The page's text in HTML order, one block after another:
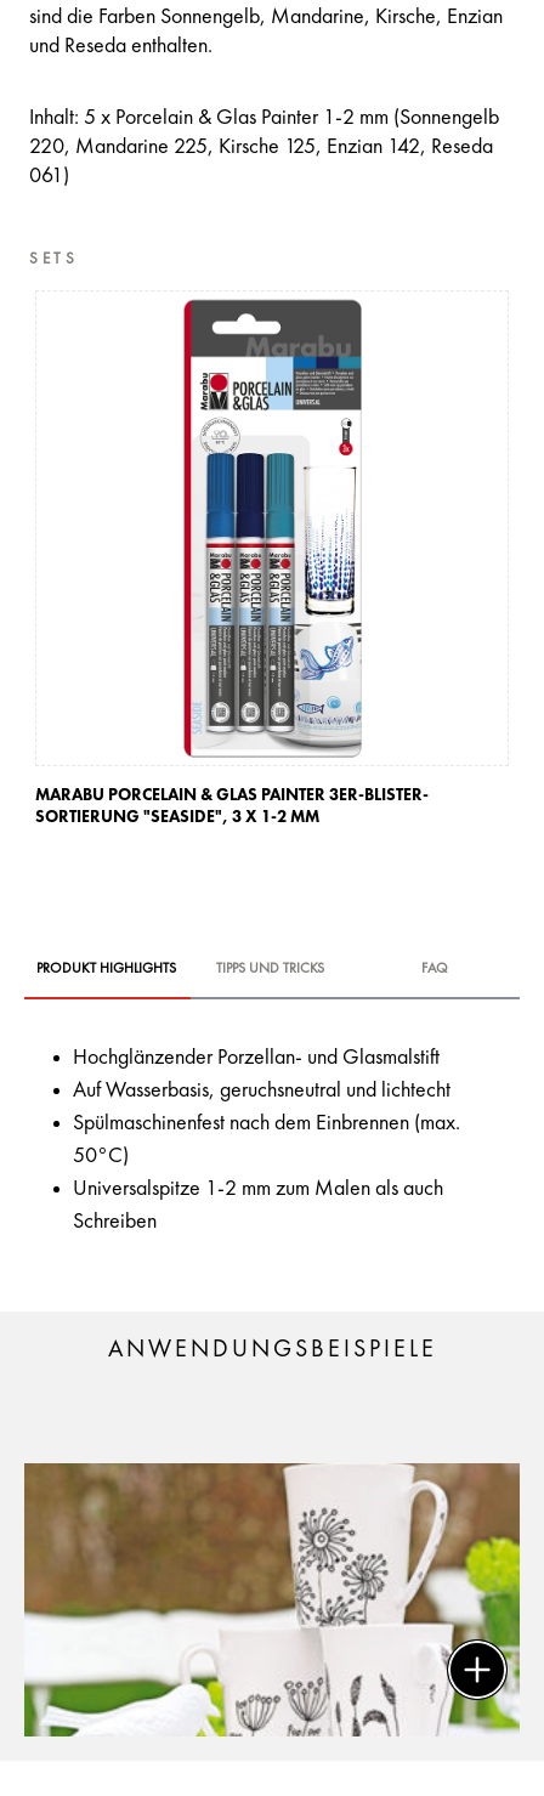
sind die Farben Sonnengelb, Mandarine, Kirsche, Enzian
und Reseda enthalten.
Inhalt: 5 x Porcelain & Glas Painter 1-2 mm (Sonnengelb
220, Mandarine 225, Kirsche 125, Enzian 142, Reseda
061)
SETS
MARABU PORCELAIN & GLAS PAINTER 3ER-BLISTER-
SORTIERUNG "SEASIDE", 3 X 1-2 MM
PRODUKT HIGHLIGHTS TIPPS UND TRICKS FAQ
Hochglänzender Porzellan- und Glasmalstift
Auf Wasserbasis, geruchsneutral und lichtecht
Spülmaschinenfest nach dem Einbrennen (max.
50°C)
Universalspitze 1-2 mm zum Malen als auch
Schreiben
ANWENDUNGSBEISPIELE